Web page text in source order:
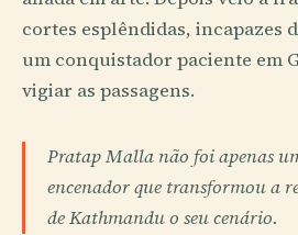
cortes esplêndidas, incapazes
um conquistador paciente em
vigiar as passagens.
Pratap Malla não foi apenas
encenador que transformou a
de Kathmandu o seu cenário.